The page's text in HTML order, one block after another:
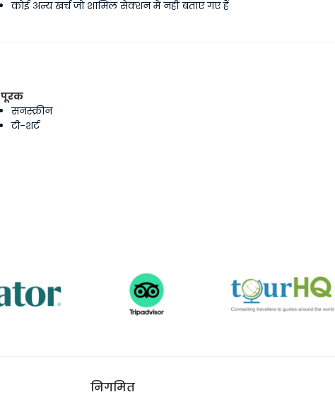
कोई अन्य खर्च जो शामिल सेक्शन में नहीं बताए गए हैं
पूरक
सनस्क्रीन
टी-शर्ट
निगमित